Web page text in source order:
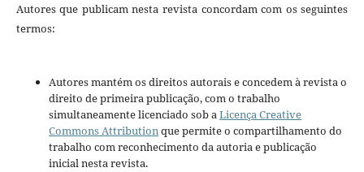
Autores que publicam nesta revista concordam com os seguintes
termos:
Autores mantém os direitos autorais e concedem à revista o
direito de primeira publicação, com o trabalho
simultaneamente licenciado sob aLicença Creative
Commons Attributionque permite o compartilhamento do
trabalho com reconhecimento da autoria e publicação
inicial nesta revista.